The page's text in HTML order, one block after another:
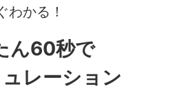
わかる！
ん60秒で
レーション